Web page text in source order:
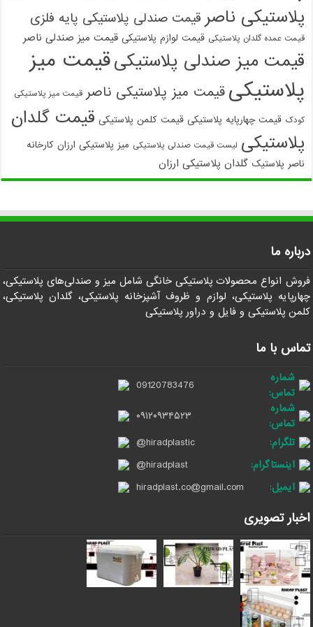
پلاستیکی ناصر قیمت صندلی پلاستیکی پایه فلزی
قیمت عمده گلدان پلاستیکی قیمت لوازم پلاستیکی قیمت میز صندلی ناصر
قیمت میز صندلی پلاستیکیقیمت میز
پلاستیکی قیمت میز پلاستیکی ناصر قیمت میز پلاستیکی
کودک قیمت چهارپایه پلاستیکی قیمت کلمن پلاستیکی قیمت گلدان
پلاستیکی لیست قیمت صندلی پلاستیکی میز پلاستیکی ارزان کارخانه
ناصر پلاستیک گلدان پلاستیکی ارزان
درباره ما
فروش انواع محصولات پلاستیکی خانگی شامل میز و صندلی‌های پلاستیکی،
چهارپایه پلاستیکی، لوازم و ظروف آشپزخانه پلاستیکی، گلدان پلاستیکی،
کلمن پلاستیکی و فایل و دراور پلاستیکی
تماس با ما
شماره
تماس:
09120783476
شماره
تماس:
۰۹۱۲۰۹۳۴۵۲۳
تلگرام:
@hiradplastic
اینستاگرام:
@hiradplast
ایمیل:
hiradplast.co@gmail.com
اخبار تصویری